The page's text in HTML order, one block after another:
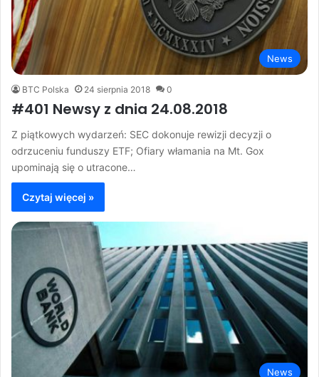
News
BTC Polska 24 sierpnia 2018 0
#401 Newsy z dnia 24.08.2018
Z piątkowych wydarzeń: SEC dokonuje rewizji decyzji o
odrzuceniu funduszy ETF; Ofiary włamania na Mt. Gox
upominają się o utracone…
Czytaj więcej »
News